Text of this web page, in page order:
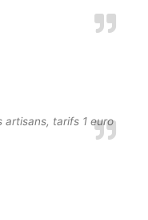
artisans, tarifs 1 euro